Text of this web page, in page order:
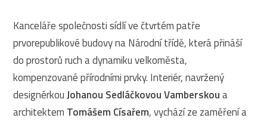
Kanceláře společnosti sídlí ve čtvrtém patře
prvorepublikové budovy na Národní třídě, která přináší
do prostorů ruch a dynamiku velkoměsta,
kompenzované přírodními prvky. Interiér, navržený
designérkouJohanou Sedláčkovou Vamberskoua
architektem Tomášem Císařem, vychází ze zaměření a